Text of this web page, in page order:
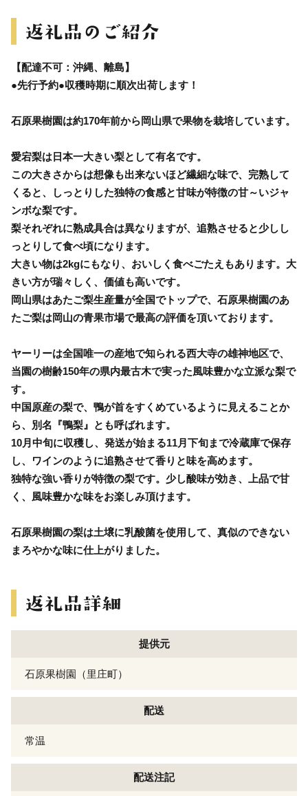
【配達不可：沖縄、離島】
●先行予約●収穫時期に順次出荷します！
石原果樹園は約170年前から岡山県で果物を栽培しています。
愛宕梨は日本一大きい梨として有名です。
この大きさからは想像も出来ないほど繊細な味で、完熟して
くると、しっとりした独特の食感と甘味が特徴の甘～いジャ
ンボな梨です。
梨それぞれに熟成具合は異なりますが、追熟させると少しし
っとりして食べ頃になります。
大きい物は2kgにもなり、おいしく食べごたえもあります。大
きい方が瑞々しく、価値も高いです。
岡山県はあたご梨生産量が全国でトップで、石原果樹園のあ
たご梨は岡山の青果市場で最高の評価を頂いております。
ヤーリーは全国唯一の産地で知られる西大寺の雄神地区で、
当園の樹齢150年の県内最古木で実った風味豊かな立派な梨で
す。
中国原産の梨で、鴨が首をすくめているように見えることか
ら、別名『鴨梨』とも呼ばれます。
10月中旬に収穫し、発送が始まる11月下旬まで冷蔵庫で保存
し、ワインのように追熟させて香りと味を高めます。
独特な強い香りが特徴の梨です。少し酸味が効き、上品で甘
く、風味豊かな味をお楽しみ頂けます。
石原果樹園の梨は土壌に乳酸菌を使用して、真似のできない
まろやかな味に仕上がりました。
提供元
石原果樹園（里庄町）
配送
常温
配送注記